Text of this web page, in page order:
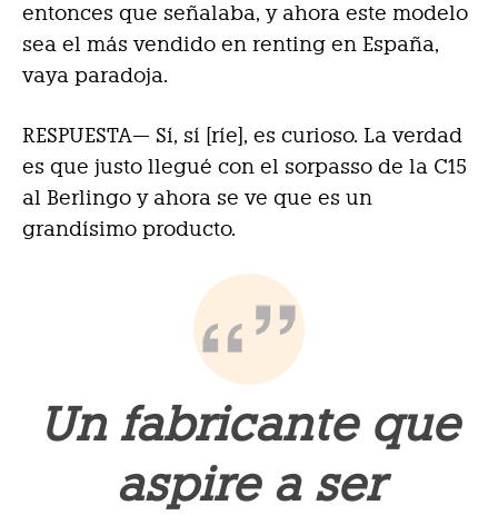
entonces que señalaba, y ahora este modelo
sea el más vendido en renting en España,
vaya paradoja.
RESPUESTA— Sí, sí [ríe], es curioso. La verdad
es que justo llegué con el sorpasso de la C15
al Berlingo y ahora se ve que es un
grandísimo producto.
Un fabricante que
aspire a ser